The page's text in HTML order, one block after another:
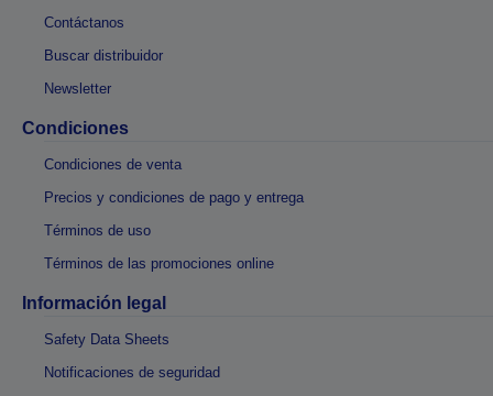
Contáctanos
Buscar distribuidor
Newsletter
Condiciones
Condiciones de venta
Precios y condiciones de pago y entrega
Términos de uso
Términos de las promociones online
Información legal
Safety Data Sheets
Notificaciones de seguridad